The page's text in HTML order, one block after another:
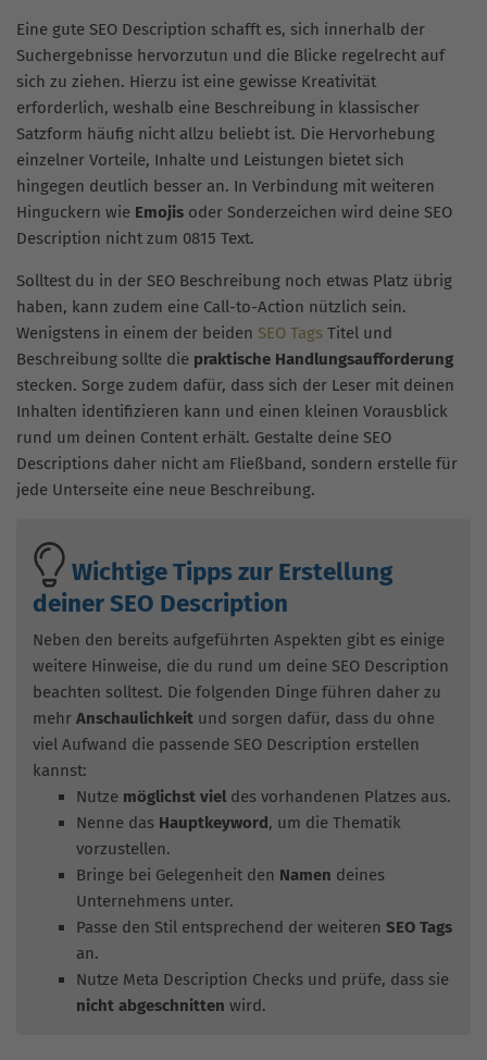
Eine gute SEO Description schafft es, sich innerhalb der
Suchergebnisse hervorzutun und die Blicke regelrecht auf
sich zu ziehen. Hierzu ist eine gewisse Kreativität
erforderlich, weshalb eine Beschreibung in klassischer
Satzform häufig nicht allzu beliebt ist. Die Hervorhebung
einzelner Vorteile, Inhalte und Leistungen bietet sich
hingegen deutlich besser an. In Verbindung mit weiteren
Hinguckern wie Emojis oder Sonderzeichen wird deine SEO
Description nicht zum 0815 Text.
Solltest du in der SEO Beschreibung noch etwas Platz übrig
haben, kann zudem eine Call-to-Action nützlich sein.
Wenigstens in einem der beiden SEO Tags Titel und
Beschreibung sollte die praktische Handlungsaufforderung
stecken. Sorge zudem dafür, dass sich der Leser mit deinen
Inhalten identifizieren kann und einen kleinen Vorausblick
rund um deinen Content erhält. Gestalte deine SEO
Descriptions daher nicht am Fließband, sondern erstelle für
jede Unterseite eine neue Beschreibung.
Wichtige Tipps zur Erstellung
deiner SEO Description
Neben den bereits aufgeführten Aspekten gibt es einige
weitere Hinweise, die du rund um deine SEO Description
beachten solltest. Die folgenden Dinge führen daher zu
mehr Anschaulichkeit und sorgen dafür, dass du ohne
viel Aufwand die passende SEO Description erstellen
kannst:
Nutze möglichst viel des vorhandenen Platzes aus.
Nenne das Hauptkeyword, um die Thematik
vorzustellen.
Bringe bei Gelegenheit den Namen deines
Unternehmens unter.
Passe den Stil entsprechend der weiteren SEO Tags
an.
Nutze Meta Description Checks und prüfe, dass sie
nicht abgeschnitten wird.